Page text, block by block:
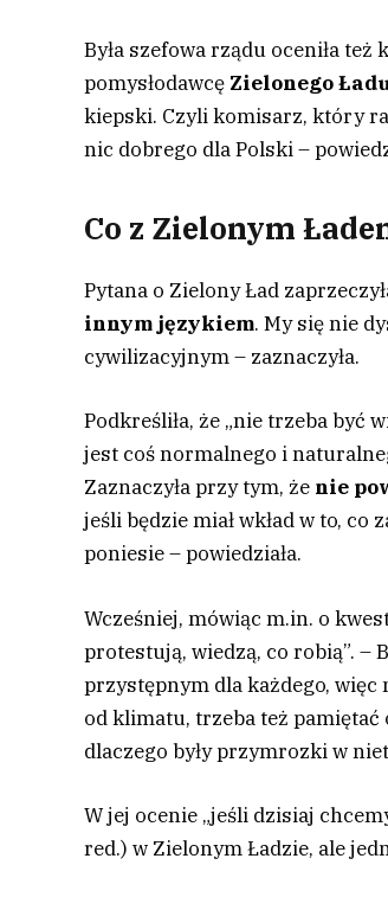
Była szefowa rządu oceniła
pomysłodawcę Zielonego
kiepski. Czyli komisarz, który
nic dobrego dla Polski –
Co z Zielonym
Pytana o Zielony Ład
innym językiem. My się nie
cywilizacyjnym – zaznaczyła.
Podkreśliła, że „nie trzeba być
jest coś normalnego i
Zaznaczyła przy tym, że nie
jeśli będzie miał wkład w to, co
poniesie – powiedziała.
Wcześniej, mówiąc m.in. o
protestują, wiedzą, co robią”. –
przystępnym dla każdego,
od klimatu, trzeba też pamiętać
dlaczego były przymrozki w
W jej ocenie „jeśli dzisiaj
red.) w Zielonym Ładzie, ale